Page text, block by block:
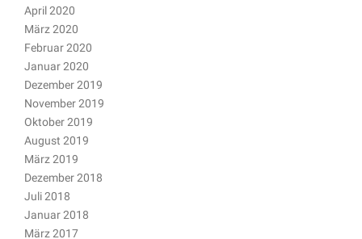
April 2020
März 2020
Februar 2020
Januar 2020
Dezember 2019
November 2019
Oktober 2019
August 2019
März 2019
Dezember 2018
Juli 2018
Januar 2018
März 2017